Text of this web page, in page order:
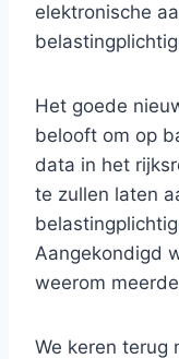
elektronische
Het goede
belooft om op
data in het
te zullen laten
Aangekondigd
weerom
We keren terug